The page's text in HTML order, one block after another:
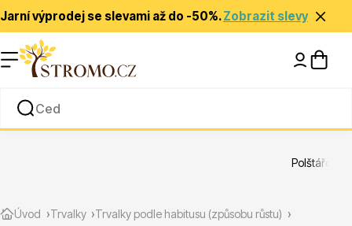
Jarní výprodej se slevami až do -50%.Zobrazit slevy
Rady a tipy
Úvod Trvalky Trvalky podle habitusu (způsobu růstu)
Polštářovité